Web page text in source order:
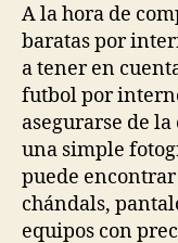
A la hora de
baratas por
a tener en
futbol por
asegurarse de
una simple
puede
chándals,
equipos con